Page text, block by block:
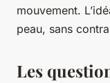
mouvement.
peau, sans
Les